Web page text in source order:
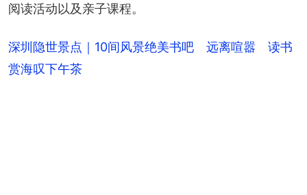
阅读活动以及亲子课程。
深圳隐世景点｜10间风景绝美书吧 远离喧嚣 读书
赏海叹下午茶